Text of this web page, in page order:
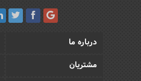
درباره ما
مشتریان